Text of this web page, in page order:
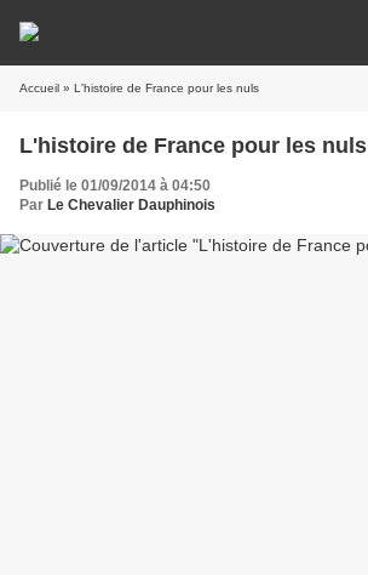
Accueil » L'histoire de France pour les nuls
L'histoire de France pour les nuls
Publié le 01/09/2014 à 04:50
Par Le Chevalier Dauphinois